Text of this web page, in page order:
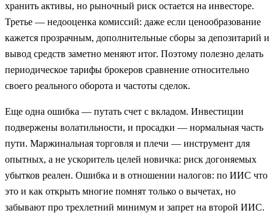
хранить активы, но рыночный риск остается на инвесторе.
Третье — недооценка комиссий: даже если ценообразование
кажется прозрачным, дополнительные сборы за депозитарий и
вывод средств заметно меняют итог. Поэтому полезно делать
периодическое тарифы брокеров сравнение относительно
своего реального оборота и частоты сделок.
Еще одна ошибка — путать счет с вкладом. Инвестиции
подвержены волатильности, и просадки — нормальная часть
пути. Маржинальная торговля и плечи — инструмент для
опытных, а не ускоритель целей новичка: риск догоняемых
убытков реален. Ошибка и в отношении налогов: по ИИС что
это и как открыть многие помнят только о вычетах, но
забывают про трехлетний минимум и запрет на второй ИИС.